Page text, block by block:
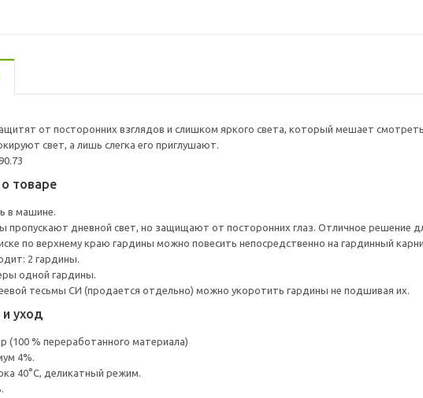
от посторонних взглядов и слишком яркого света, который мешает
свет, а лишь слегка его приглушают.
товаре
в машине.
пропускают дневной свет, но защищают от посторонних глаз. Отличное решение
по верхнему краю гардины можно повесить непосредственно на гардинный
2 гардины.
одной гардины.
тесьмы СИ (продается отдельно) можно укоротить гардины не подшивая их.
уход
(100 % переработанного материала)
4%.
40°С, деликатный режим.